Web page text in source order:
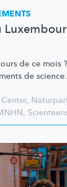
de ce mois
de
,
,